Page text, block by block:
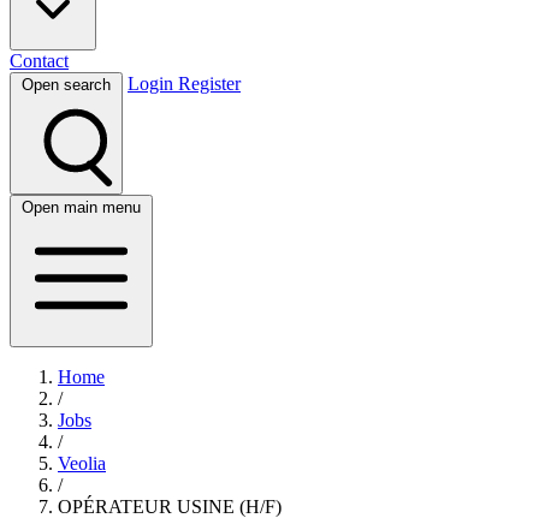
Contact
Open search Login Register
Open main menu
Home
/
Jobs
/
Veolia
/
OPÉRATEUR USINE (H/F)